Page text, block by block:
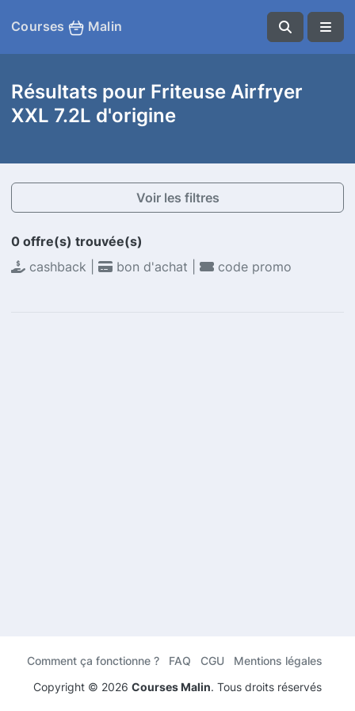
Courses Malin
Résultats pour Friteuse Airfryer
XXL 7.2L d'origine
Voir les filtres
0 offre(s) trouvée(s)
cashback |
bon d'achat | code promo
Comment ça fonctionne ? FAQ CGU
Mentions légales
Copyright © 2026 Courses Malin. Tous droits réservés